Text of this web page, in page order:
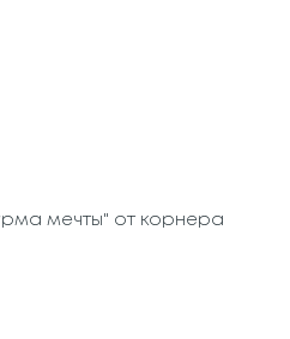
мечты" от корнера